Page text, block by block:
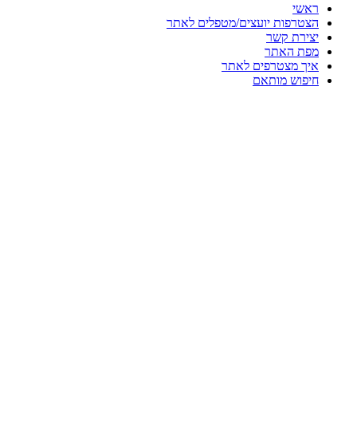
ראשי
הצטרפות יועצים/מטפלים לאתר
יצירת קשר
מפת האתר
איך מצטרפים לאתר
חיפוש מותאם